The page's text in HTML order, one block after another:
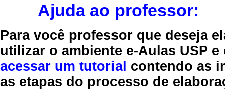
Ajuda ao professor:
Para você professor que deseja
utilizar o ambiente e-Aulas USP
acessar um tutorial contendo as
as etapas do processo de